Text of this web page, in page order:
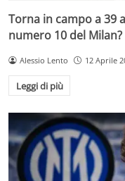
Torna in campo a 39
numero 10 del Milan?
Alessio Lento 12 Aprile
Leggi di più